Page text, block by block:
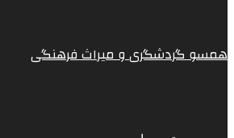
همسو گردشگری و میراث فرهنگی